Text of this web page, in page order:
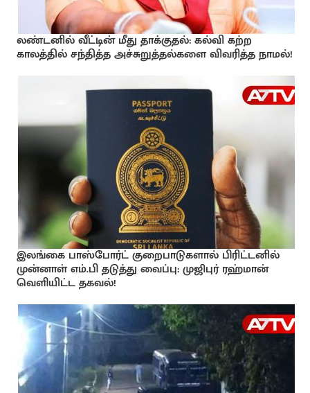
லண்டனில் வீட்டின் மீது தாக்குதல்: கல்வி கற்ற
காலத்தில் சந்தித்த அச்சுறுத்தல்களை விவரித்த நாமல்!
இலங்கை பாஸ்போர்ட் குறைபாடுகளால் பிரிட்டனில்
முன்னாள் எம்.பி தடுத்து வைப்பு: முஜிபுர் ரஹ்மான்
வெளியிட்ட தகவல்!